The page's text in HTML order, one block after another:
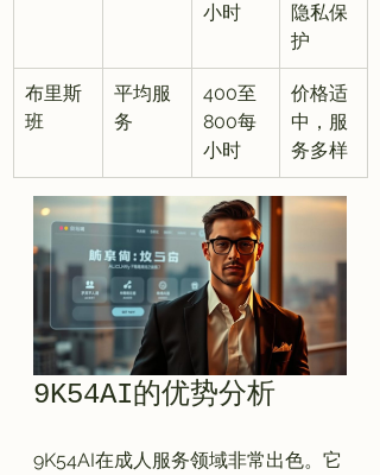
小时
隐私保
护
布里斯
班
平均服
务
400至
800每
小时
价格适
中，服
务多样
9K54AI的优势分析
9K54AI在成人服务领域非常出色。它